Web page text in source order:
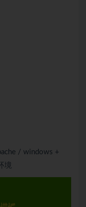
/ windows +
境